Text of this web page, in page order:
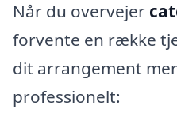
Når du overvejer
forvente en række
dit arrangement
professionelt: